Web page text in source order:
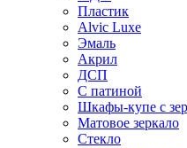
Пластик
Alvic Luxe
Эмаль
Акрил
ДСП
С патиной
Шкафы-купе с
Матовое зеркало
Стекло